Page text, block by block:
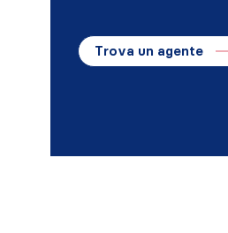
Trova un agente